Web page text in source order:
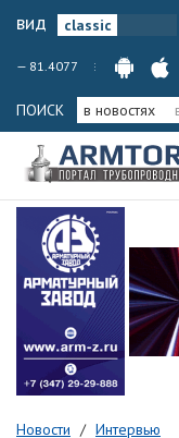
вид
— 81.4077
ПОИСК в новостях
Новости
Интервью